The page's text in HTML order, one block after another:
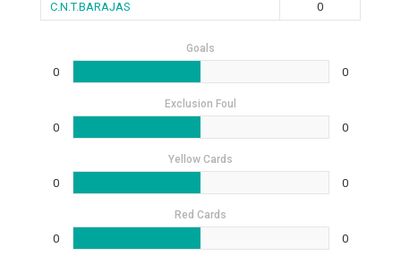
C.N.T.BARAJAS
0
Goals
0 0
Exclusion Foul
0 0
Yellow Cards
0 0
Red Cards
0 0